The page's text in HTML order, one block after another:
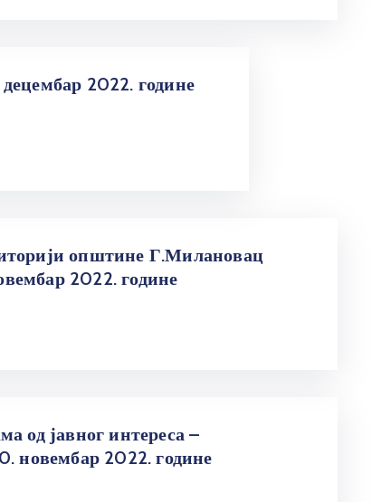
2022. године
општине Г.Милановац
2022. године
од јавног интереса –
новембар 2022. године